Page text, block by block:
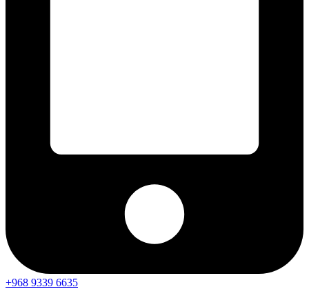
+968 9339 6635